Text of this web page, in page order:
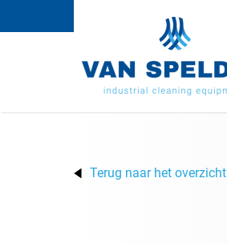
Terug naar het overzicht